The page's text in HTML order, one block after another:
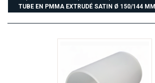
TUBE EN PMMA EXTRUDÉ SATIN Ø 150/144 MM